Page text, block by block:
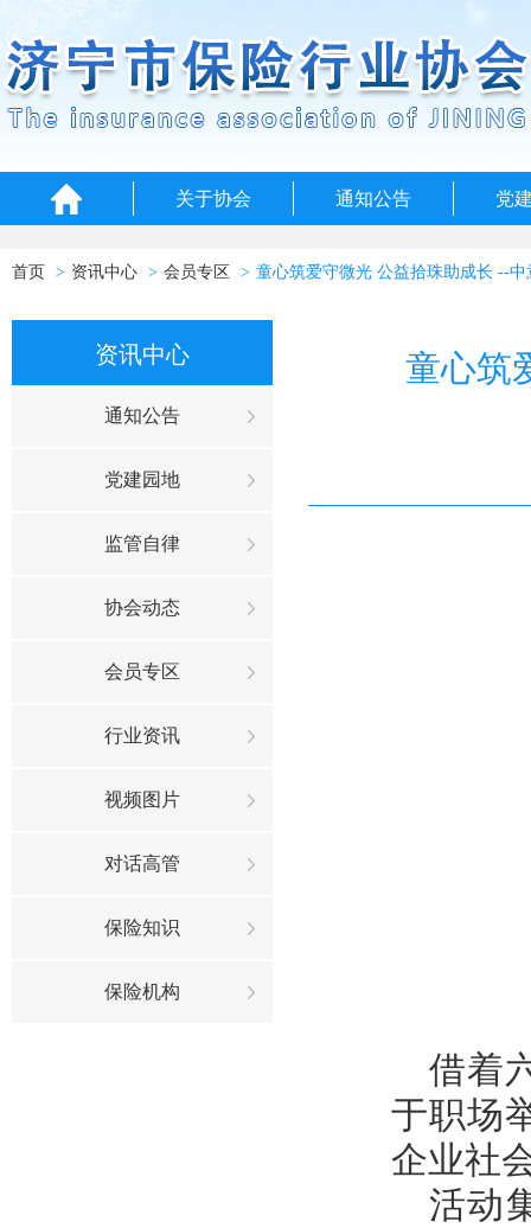
关于协会 通知公告 党
首页 资讯中心 会员专区 童心筑爱守微光 公益拾珠助成长 --
资讯中心
通知公告
党建园地
监管自律
协会动态
会员专区
行业资讯
视频图片
对话高管
保险知识
保险机构
童心筑
借着
于职场
企业社
活动